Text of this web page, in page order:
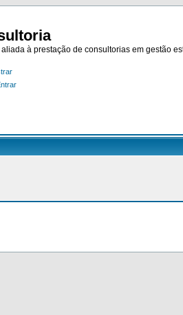
à prestação de consultorias em gestão